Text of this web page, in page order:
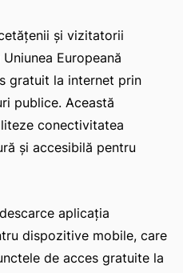
și vizitatorii
Europeană
gratuit la internet prin
publice. Această
conectivitatea
și accesibilă pentru
aplicația
dispozitive mobile, care
de acces gratuite la